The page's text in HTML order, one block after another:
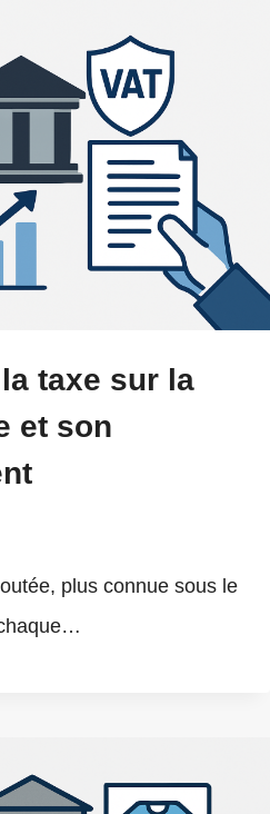
taxe sur la
et son
plus connue sous le